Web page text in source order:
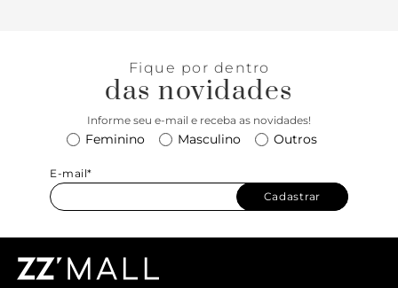
Fique por dentro
das novidades
Informe seu e-mail e receba as novidades!
Feminino Masculino Outros
E-mail*
Cadastrar